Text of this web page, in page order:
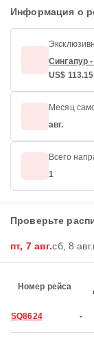
Информация о
Сингапур
US$ 113.15
Месяц
авг.
Всего
1
Проверьте
пт, 7 авг.сб, 8 авг.
Номер рейса
SQ8624 -